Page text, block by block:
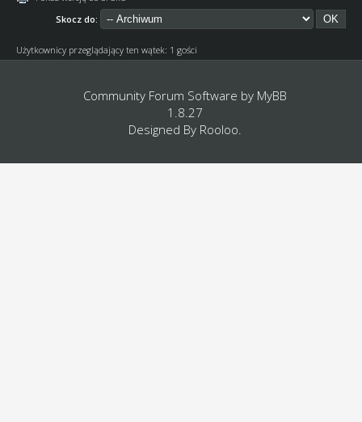
Skocz do:
Użytkownicy przeglądający ten wątek: 1 gości
Community Forum Software by MyBB
1.8.27
Designed By Rooloo.